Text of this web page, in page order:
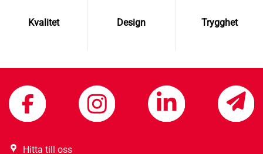
Kvalitet Design Trygghet
Hitta till oss